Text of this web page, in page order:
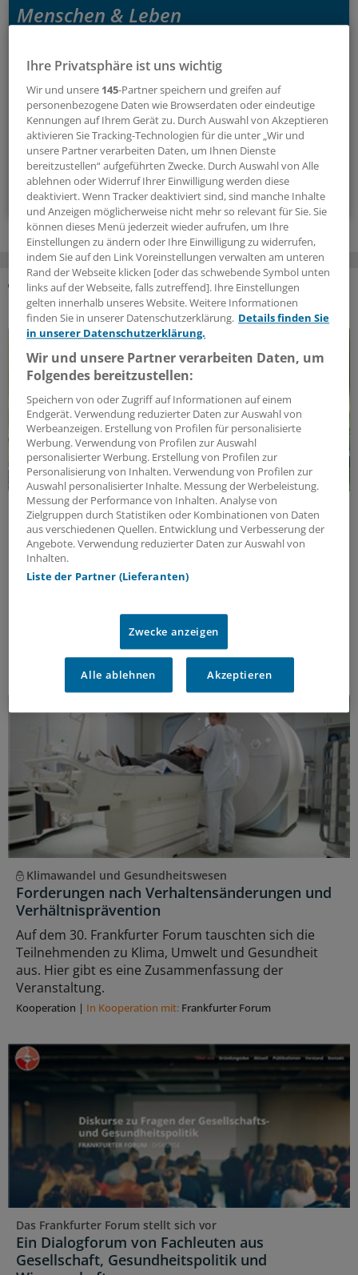
Menschen & Leben
Persönlichkeiten und Kolleginnen und Kollegen, die etwas
Neues wagen: In diesem Newsletter erzählen wir
Geschichten aus dem (Arbeits-)Leben.
vier Mal im Jahr (Mittwoch)
Zum Abonnieren bitte anmelden
DAS KÖNNTE SIE AUCH INTERESSIEREN
Klimawandel und Gesundheitswesen
Klimaschutz und Gesundheit:
Herausforderungen und Lösungen
Was bedeutet der Klimawandel für die menschliche
Gesundheit? Welche Menschen sind besonders
Klimaextreme vorbereitet werden? Und was bedeutet
das für Praxen und Kliniken?
Kooperation|In Kooperation mit: Frankfurter Forum
Klimawandel und Gesundheitswesen
Forderungen nach Verhaltensänderungen und
Verhältnisprävention
Auf dem 30. Frankfurter Forum tauschten sich die
Teilnehmenden zu Klima, Umwelt und Gesundheit
aus. Hier gibt es eine Zusammenfassung der
Veranstaltung.
Kooperation | In Kooperation mit: Frankfurter Forum
Das Frankfurter Forum stellt sich vor
Ein Dialogforum von Fachleuten aus
Gesellschaft, Gesundheitspolitik und
Ihre Privatsphäre ist uns wichtig
Wir und unsere 145-Partner speichern und greifen auf
personenbezogene Daten wie Browserdaten oder eindeutige
Kennungen auf Ihrem Gerät zu. Durch Auswahl von Akzeptieren
aktivieren Sie Tracking-Technologien für die unter „Wir und
unsere Partner verarbeiten Daten, um Ihnen Dienste
bereitzustellen“ aufgeführten Zwecke. Durch Auswahl von Alle
ablehnen oder Widerruf Ihrer Einwilligung werden diese
deaktiviert. Wenn Tracker deaktiviert sind, sind manche Inhalte
und Anzeigen möglicherweise nicht mehr so relevant für Sie. Sie
können dieses Menü jederzeit wieder aufrufen, um Ihre
Einstellungen zu ändern oder Ihre Einwilligung zu widerrufen,
indem Sie auf den Link Voreinstellungen verwalten am unteren
Rand der Webseite klicken [oder das schwebende Symbol unten
links auf der Webseite, falls zutreffend]. Ihre Einstellungen
gelten innerhalb unseres Website. Weitere Informationen
finden Sie in unserer Datenschutzerklärung. Details finden Sie
in unserer Datenschutzerklärung.
Wir und unsere Partner verarbeiten Daten, um
Folgendes bereitzustellen:
Speichern von oder Zugriff auf Informationen auf einem
Endgerät. Verwendung reduzierter Daten zur Auswahl von
Werbeanzeigen. Erstellung von Profilen für personalisierte
Werbung. Verwendung von Profilen zur Auswahl
personalisierter Werbung. Erstellung von Profilen zur
Personalisierung von Inhalten. Verwendung von Profilen zur
Auswahl personalisierter Inhalte. Messung der Werbeleistung.
Messung der Performance von Inhalten. Analyse von
Zielgruppen durch Statistiken oder Kombinationen von Daten
aus verschiedenen Quellen. Entwicklung und Verbesserung der
Angebote. Verwendung reduzierter Daten zur Auswahl von
Inhalten.
Liste der Partner (Lieferanten)
Zwecke anzeigen
Alle ablehnen Akzeptieren